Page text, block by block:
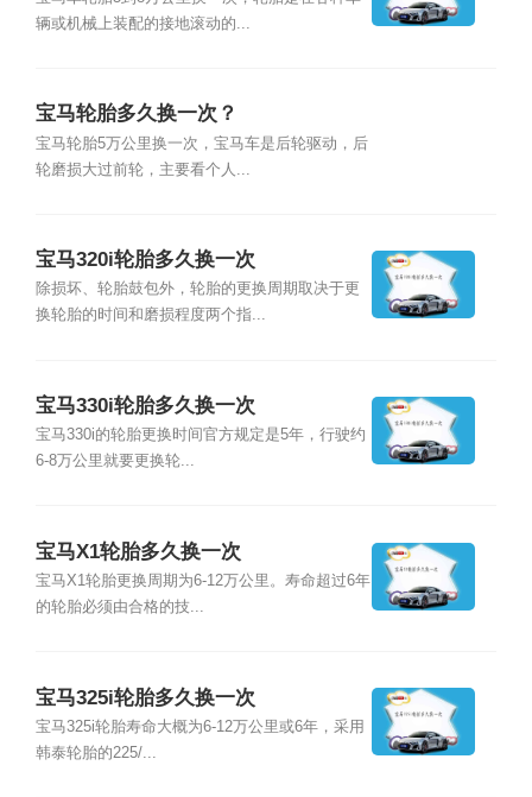
辆或机械上装配的接地滚动的...
宝马轮胎多久换一次？
宝马轮胎5万公里换一次，宝马车是后轮驱动，后
轮磨损大过前轮，主要看个人...
宝马320i轮胎多久换一次
除损坏、轮胎鼓包外，轮胎的更换周期取决于更
换轮胎的时间和磨损程度两个指...
宝马330i轮胎多久换一次
宝马330i的轮胎更换时间官方规定是5年，行驶约
6-8万公里就要更换轮...
宝马X1轮胎多久换一次
宝马X1轮胎更换周期为6-12万公里。寿命超过6年
的轮胎必须由合格的技...
宝马325i轮胎多久换一次
宝马325i轮胎寿命大概为6-12万公里或6年，采用
韩泰轮胎的225/...